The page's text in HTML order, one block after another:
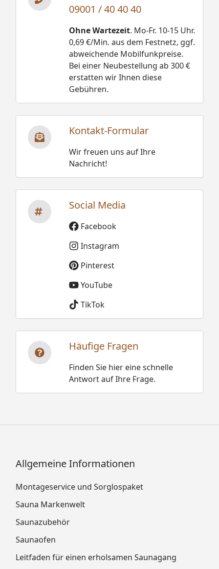
09001 / 40 40 40
Ohne Wartezeit. Mo-Fr. 10-15 Uhr.
0,69 €/Min. aus dem Festnetz, ggf.
abweichende Mobilfunkpreise.
Bei einer Neubestellung ab 300 €
erstatten wir Ihnen diese
Gebühren.
Kontakt-Formular
Wir freuen uns auf Ihre
Nachricht!
Social Media
Facebook
Instagram
Pinterest
YouTube
TikTok
Häufige Fragen
Finden Sie hier eine schnelle
Antwort auf Ihre Frage.
Allgemeine Informationen
Montageservice und Sorglospaket
Sauna Markenwelt
Saunazubehör
Saunaofen
Leitfaden für einen erholsamen Saunagang